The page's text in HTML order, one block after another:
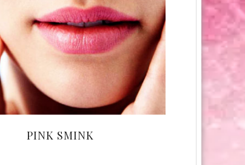
PINK SMINK